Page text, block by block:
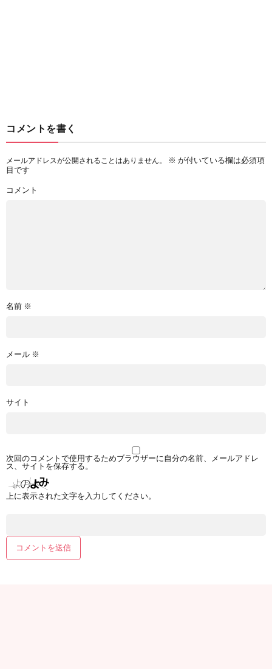
コメントを書く
メールアドレスが公開されることはありません。 ※ が付いている欄は必須項
目です
コメント
名前 ※
メール ※
サイト
次回のコメントで使用するためブラウザーに自分の名前、メールアドレ
ス、サイトを保存する。
上に表示された文字を入力してください。